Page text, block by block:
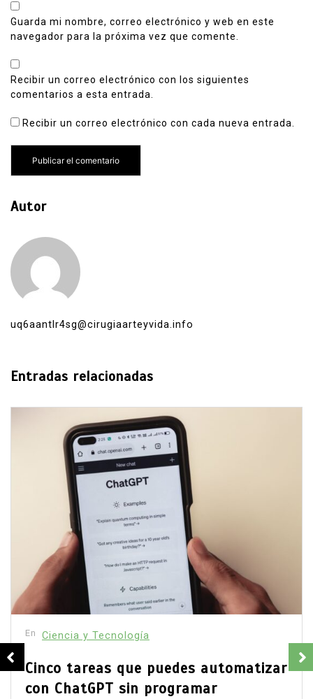
Guarda mi nombre, correo electrónico y web en este
navegador para la próxima vez que comente.
Recibir un correo electrónico con los siguientes
comentarios a esta entrada.
Recibir un correo electrónico con cada nueva entrada.
Autor
uq6aantlr4sg@cirugiaarteyvida.info
Entradas relacionadas
En Ciencia y Tecnología
Más de mil expertos exigen regular
la inteligencia artificial antes de que